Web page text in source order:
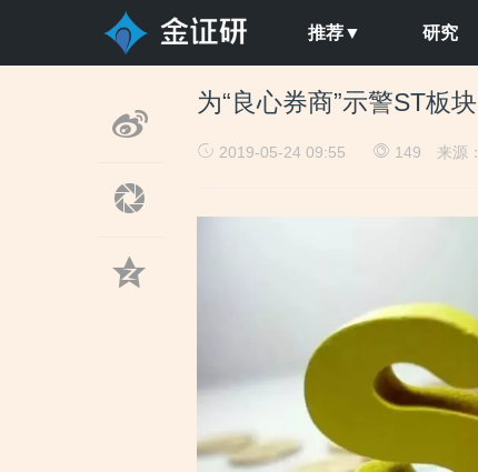
推荐▼ 研究
为“良心券商”示警ST板
2019-05-24 09:55 149 来源